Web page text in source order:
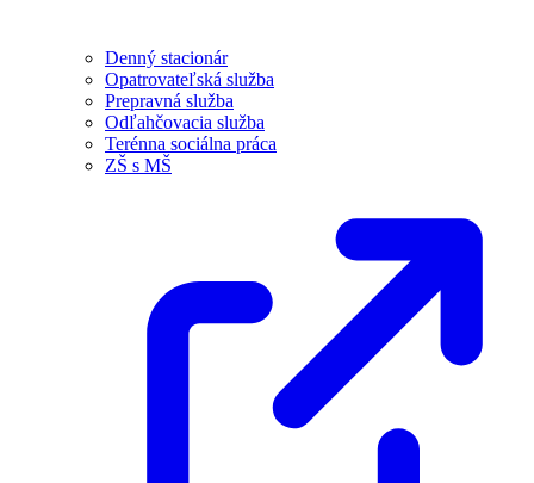
Denný stacionár
Opatrovateľská služba
Prepravná služba
Odľahčovacia služba
Terénna sociálna práca
ZŠ s MŠ